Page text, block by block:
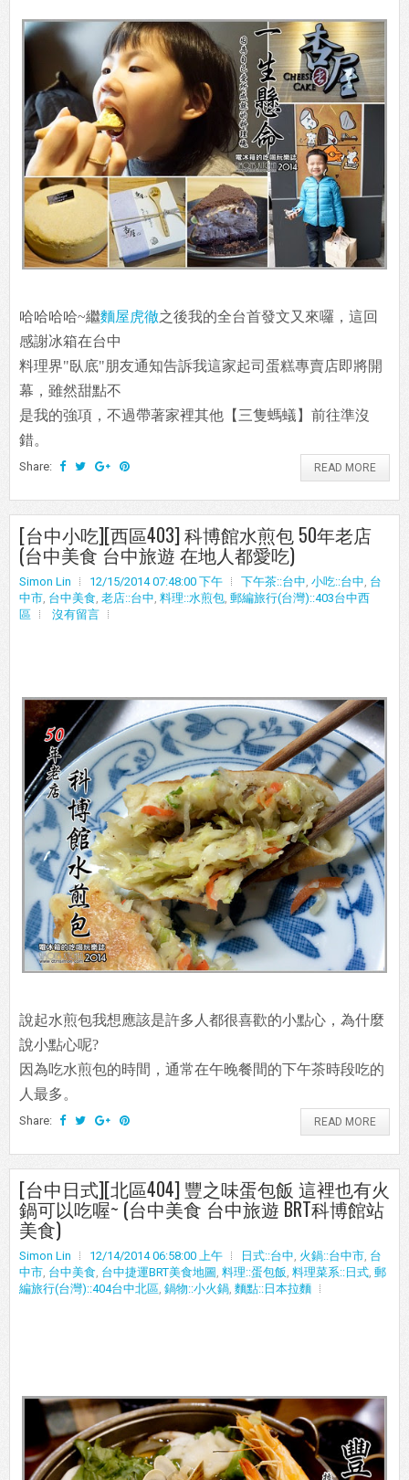
哈哈哈哈~繼麵屋虎徹之後我的全台首發文又來囉，這回
感謝冰箱在台中
料理界"臥底"朋友通知告訴我這家起司蛋糕專賣店即將開
幕，雖然甜點不
是我的強項，不過帶著家裡其他【三隻螞蟻】前往準沒
錯。
Share: READ MORE
[台中小吃][西區403] 科博館水煎包 50年老店
(台中美食 台中旅遊 在地人都愛吃)
Simon Lin 12/15/2014 07:48:00 下午 下午茶::台中, 小吃::台中, 台
中市, 台中美食, 老店::台中, 料理::水煎包, 郵編旅行(台灣)::403台中西
區
沒有留言
說起水煎包我想應該是許多人都很喜歡的小點心，為什麼
說小點心呢?
因為吃水煎包的時間，通常在午晚餐間的下午茶時段吃的
人最多。
Share: READ MORE
[台中日式][北區404] 豐之味蛋包飯 這裡也有火
鍋可以吃喔~ (台中美食 台中旅遊 BRT科博館站
美食)
Simon Lin 12/14/2014 06:58:00 上午 日式::台中, 火鍋::台中市, 台
中市, 台中美食, 台中捷運BRT美食地圖 , 料理::蛋包飯, 料理菜系::日式, 郵
編旅行(台灣)::404台中北區, 鍋物::小火鍋, 麵點::日本拉麵